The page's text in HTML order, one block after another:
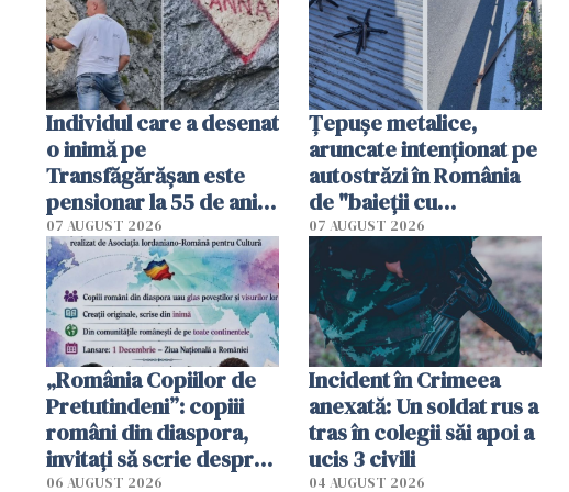
Individul care a desenat
o inimă pe
Transfăgărășan este
pensionar la 55 de ani.
Poliția l-a identificat
07 AUGUST 2026
Țepușe metalice,
aruncate intenționat pe
autostrăzi în România
de "baieții cu
platforme": "Mi-au
cerut 1200 lei să mă
tracteze"
07 AUGUST 2026
„România Copiilor de
Pretutindeni”: copiii
români din diaspora,
invitați să scrie despre
România într-un volum
06 AUGUST 2026
Incident în Crimeea
anexată: Un soldat rus a
tras în colegii săi apoi a
ucis 3 civili
04 AUGUST 2026